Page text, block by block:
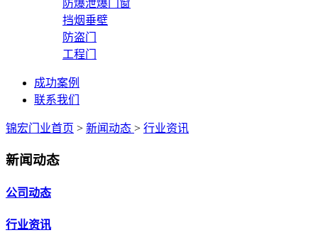
防爆泄爆门窗
挡烟垂壁
防盗门
工程门
成功案例
联系我们
锦宏门业首页 > 新闻动态 > 行业资讯
新闻动态
公司动态
行业资讯